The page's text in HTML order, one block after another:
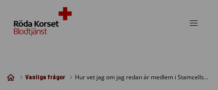
Vanliga frågor Hur vet jag om jag redan är medlem i Stamcellsregistret?